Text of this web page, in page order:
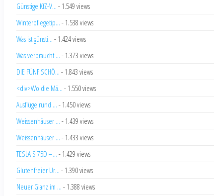
Günstige KfZ-V... - 1.549 views
Winterpflegetip... - 1.538 views
Was ist günsti... - 1.424 views
Was verbraucht ... - 1.373 views
DIE FÜNF SCHÖ... - 1.843 views
<div>Wo die Mä... - 1.550 views
Ausflüge rund ... - 1.450 views
Weissenhäuser ... - 1.439 views
Weissenhäuser ... - 1.433 views
TESLA S 75D –... - 1.429 views
Glutenfreier Ur... - 1.390 views
Neuer Glanz im ... - 1.388 views